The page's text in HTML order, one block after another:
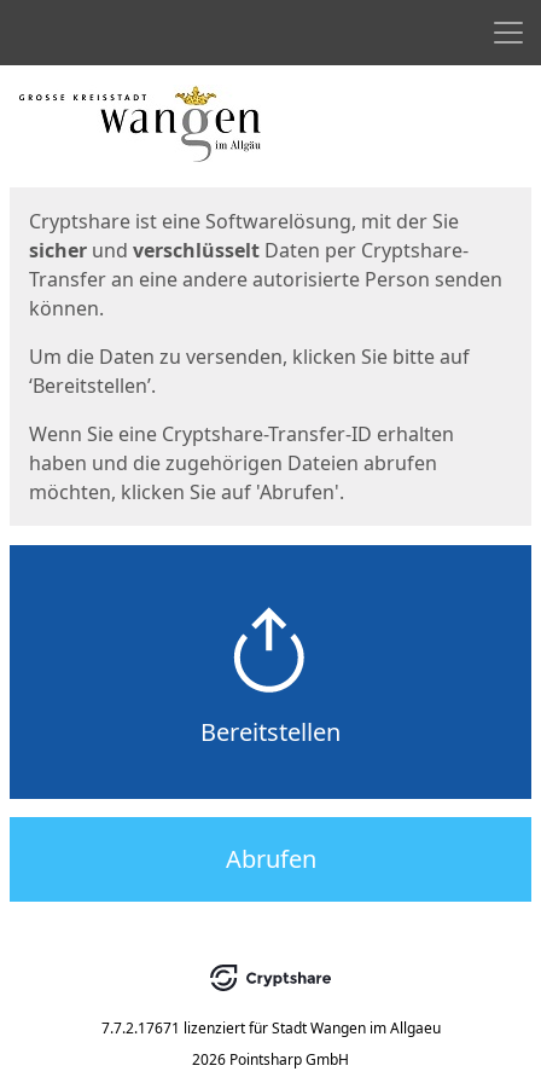
Start
Cryptshare ist eine Softwarelösung, mit der Sie
sicher und verschlüsselt Daten per Cryptshare-
Transfer an eine andere autorisierte Person senden
können.
Um die Daten zu versenden, klicken Sie bitte auf
‘Bereitstellen’.
Wenn Sie eine Cryptshare-Transfer-ID erhalten
haben und die zugehörigen Dateien abrufen
möchten, klicken Sie auf 'Abrufen'.
Bereitstellen
Abrufen
7.7.2.17671 lizenziert für Stadt Wangen im Allgaeu
2026 Pointsharp GmbH